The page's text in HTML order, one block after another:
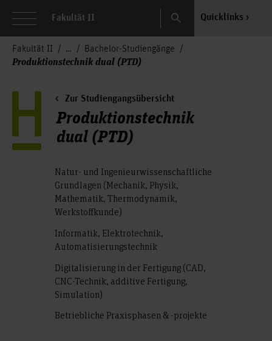
Fakultät II Search Quicklinks
Fakultät II Bachelor-Studiengänge
Produktionstechnik dual (PTD)
Zur Studiengangsübersicht
Produktionstechnik
dual (PTD)
Natur- und Ingenieurwissenschaftliche
Grundlagen (Mechanik, Physik,
Mathematik, Thermodynamik,
Werkstoffkunde)
Informatik, Elektrotechnik,
Automatisierungstechnik
Digitalisierung in der Fertigung (CAD,
CNC-Technik, additive Fertigung,
Simulation)
Betriebliche Praxisphasen & -projekte